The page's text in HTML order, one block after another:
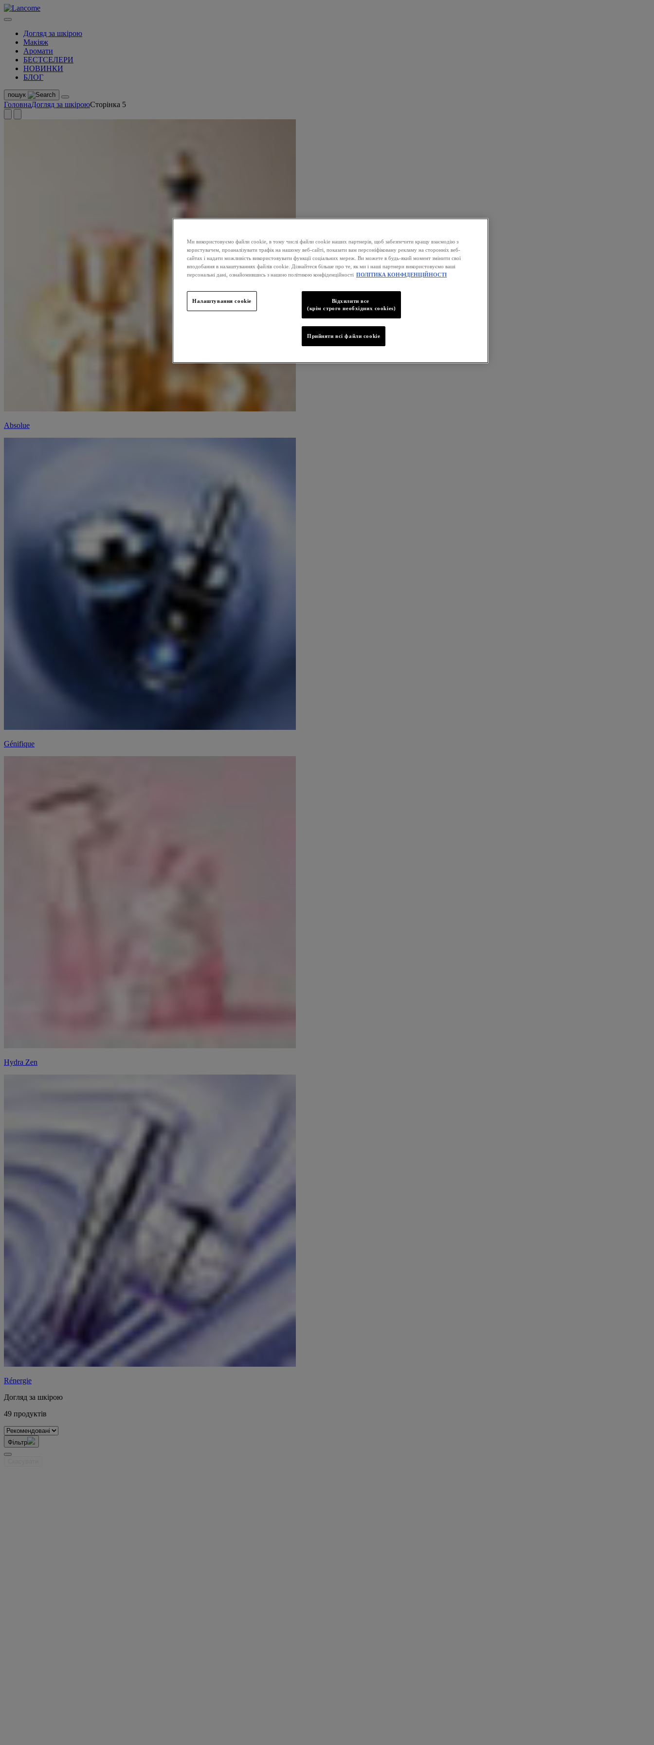
Догляд за шкірою
Макіяж
Аромати
БЕСТСЕЛЕРИ
НОВИНКИ
БЛОГ
пошук
ГоловнаДогляд за шкіроюСторінка 5
Absolue
Génifique
Hydra Zen
Rénergie
Догляд за шкірою
49 продуктів
Фільтр
Ми використовуємо файли cookie, в тому числі файли cookie наших партнерів, щоб забезпечити кращу взаємодію з
користувачем, проаналізувати трафік на нашому веб-сайті, показати вам персоніфіковану рекламу на сторонніх веб-
сайтах і надати можливість використовувати функції соціальних мереж. Ви можете в будь-який момент змінити свої
вподобання в налаштуваннях файлів cookie. Дізнайтеся більше про те, як ми і наші партнери використовуємо ваші
персональні дані, ознайомившись з нашою політикою конфіденційності ПОЛІТИКА КОНФІДЕНЦІЙНОСТІ
Відхилити все
(крім строго необхідних cookies)
Прийняти всі файли сookie
Налаштування cookie